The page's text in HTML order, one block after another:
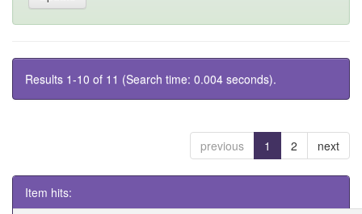
Results 1-10 of 11 (Search time: 0.004 seconds).
previous 1 2 next
Item hits: